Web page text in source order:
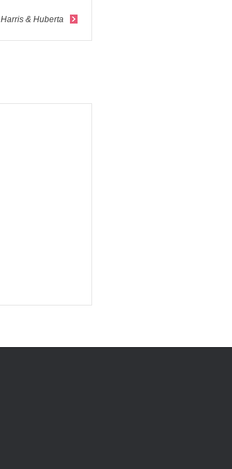
Harris & Huberta